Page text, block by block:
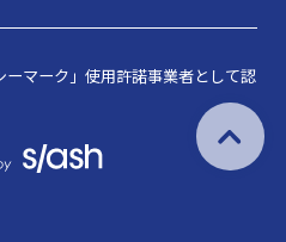
ーマーク」使用許諾事業者として認